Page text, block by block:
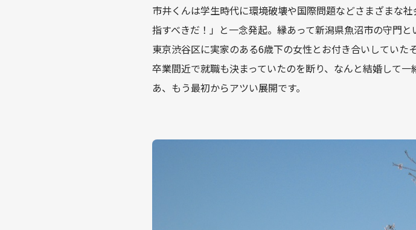
市井くんは学生時代に環境破壊や国際問題などさまざまな
指すべきだ！」と一念発起。縁あって新潟県魚沼市の守門
東京渋谷区に実家のある6歳下の女性とお付き合いしてい
卒業間近で就職も決まっていたのを断り、なんと結婚して
あ、もう最初からアツい展開です。